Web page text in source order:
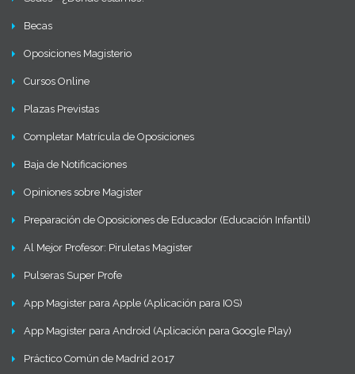
Becas
Oposiciones Magisterio
Cursos Online
Plazas Previstas
Completar Matrícula de Oposiciones
Baja de Notificaciones
Opiniones sobre Magister
Preparación de Oposiciones de Educador (Educación Infantil)
Al Mejor Profesor: Piruletas Magister
Pulseras Super Profe
App Magister para Apple (Aplicación para IOS)
App Magister para Android (Aplicación para Google Play)
Práctico Común de Madrid 2017